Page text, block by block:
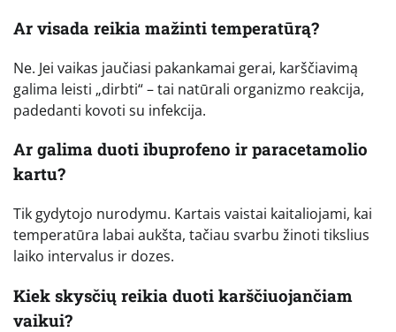
Ar visada reikia mažinti temperatūrą?
Ne. Jei vaikas jaučiasi pakankamai gerai, karščiavimą
galima leisti „dirbti“ – tai natūrali organizmo reakcija,
padedanti kovoti su infekcija.
Ar galima duoti ibuprofeno ir paracetamolio
kartu?
Tik gydytojo nurodymu. Kartais vaistai kaitaliojami, kai
temperatūra labai aukšta, tačiau svarbu žinoti tikslius
laiko intervalus ir dozes.
Kiek skysčių reikia duoti karščiuojančiam
vaikui?